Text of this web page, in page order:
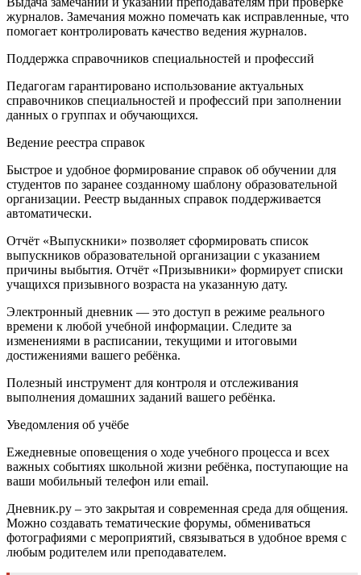
журналов. Замечания можно помечать как исправленные, что
помогает контролировать качество ведения журналов.
Поддержка справочников специальностей и профессий
Педагогам гарантировано использование актуальных
справочников специальностей и профессий при заполнении
данных о группах и обучающихся.
Ведение реестра справок
Быстрое и удобное формирование справок об обучении для
студентов по заранее созданному шаблону образовательной
организации. Реестр выданных справок поддерживается
автоматически.
Отчёт «Выпускники» позволяет сформировать список
выпускников образовательной организации с указанием
причины выбытия. Отчёт «Призывники» формирует списки
учащихся призывного возраста на указанную дату.
Электронный дневник — это доступ в режиме реального
времени к любой учебной информации. Следите за
изменениями в расписании, текущими и итоговыми
достижениями вашего ребёнка.
Полезный инструмент для контроля и отслеживания
выполнения домашних заданий вашего ребёнка.
Уведомления об учёбе
Ежедневные оповещения о ходе учебного процесса и всех
важных событиях школьной жизни ребёнка, поступающие на
ваши мобильный телефон или email.
Дневник.ру – это закрытая и современная среда для общения.
Можно создавать тематические форумы, обмениваться
фотографиями с мероприятий, связываться в удобное время с
любым родителем или преподавателем.